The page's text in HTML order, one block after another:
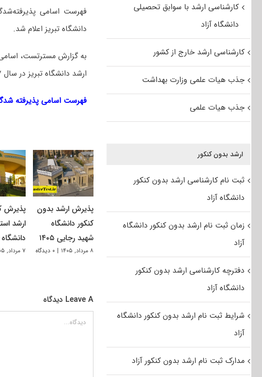
دانشگاه تبریز اعلام شد.
به گزارش مسترتست،
ارشد دانشگاه تبریز در سال ۱۳۹۷ از فایل ذیل قابل دریافت می باشد:
فهرست اسامی پذیرفته شدگان
پذیرش ارشد بدون
کنکور دانشگاه
شهید رجایی ۱۴۰۵
۸ مرداد, ۱۴۰۵ | ۰ دیدگاه
پذیرش
ارشد
دانشگاه
۷ مرداد, ۱۴۰۵
Leave A دیدگاه
دیدگاه
کارشناسی ارشد با سوابق تحصیلی
دانشگاه آزاد
کارشناسی ارشد خارج از کشور
جذب هیات علمی وزارت بهداشت
جذب هیات علمی
ارشد بدون کنکور
ثبت نام کارشناسی ارشد بدون کنکور
دانشگاه آزاد
زمان ثبت نام ارشد بدون کنکور دانشگاه
آزاد
دفترچه کارشناسی ارشد بدون کنکور
دانشگاه آزاد
شرایط ثبت نام ارشد بدون کنکور دانشگاه
آزاد
مدارک ثبت نام ارشد بدون کنکور آزاد